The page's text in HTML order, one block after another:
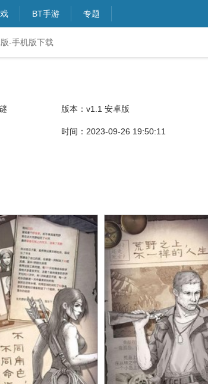
BT手游 专题
-手机版下载
版本：v1.1 安卓版
时间：2023-09-26 19:50:11